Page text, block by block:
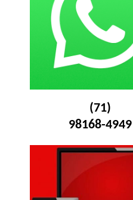
(71)
98168-4949